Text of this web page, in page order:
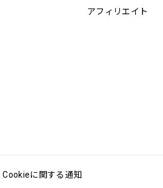
アフィリエイト
Cookieに関する通知